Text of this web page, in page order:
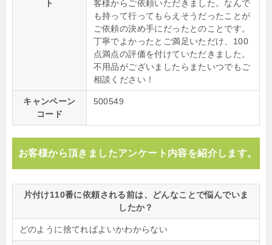
ト
客様からご依頼いただきました。なんで
も持って行ってもらえそうだったことが
ご依頼の決め手にだったとのことです。
丁寧でよかったとご満足いただけ、100
点満点の評価を付けていただきました。
不用品がございましたらまたいつでもご
相談ください！
キャンペーン
コード
500549
お客様から頂きましたアンケート内容を紹介します。
片付け110番に依頼される前は、どんなことで悩んでいま
したか？
どのように捨てればよいかわからない